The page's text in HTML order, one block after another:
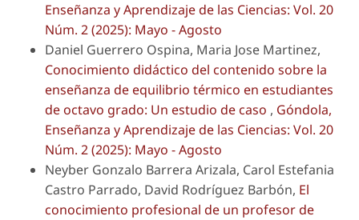
Enseñanza y Aprendizaje de las Ciencias: Vol. 20
Núm. 2 (2025): Mayo - Agosto
Daniel Guerrero Ospina, Maria Jose Martinez,
Conocimiento didáctico del contenido sobre la
enseñanza de equilibrio térmico en estudiantes
de octavo grado: Un estudio de caso , Góndola,
Enseñanza y Aprendizaje de las Ciencias: Vol. 20
Núm. 2 (2025): Mayo - Agosto
Neyber Gonzalo Barrera Arizala, Carol Estefania
Castro Parrado, David Rodríguez Barbón, El
conocimiento profesional de un profesor de